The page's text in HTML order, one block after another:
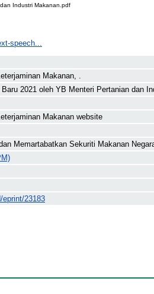
Industri Makanan.pdf
speech...
Makanan, .
2021 oleh YB Menteri Pertanian dan
Makanan website
Memartabatkan Sekuriti Makanan
23183